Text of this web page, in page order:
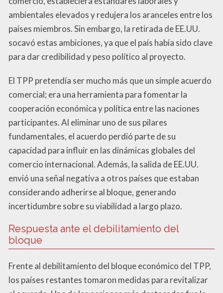
ambientales elevados y redujera los aranceles entre los
países miembros. Sin embargo, la retirada de EE.UU.
socavó estas ambiciones, ya que el país había sido clave
para dar credibilidad y peso político al proyecto.
El TPP pretendía ser mucho más que un simple acuerdo
comercial; era una herramienta para fomentar la
cooperación económica y política entre las naciones
participantes. Al eliminar uno de sus pilares
fundamentales, el acuerdo perdió parte de su
capacidad para influir en las dinámicas globales del
comercio internacional. Además, la salida de EE.UU.
envió una señal negativa a otros países que estaban
considerando adherirse al bloque, generando
incertidumbre sobre su viabilidad a largo plazo.
Respuesta ante el debilitamiento del
bloque
Frente al debilitamiento del bloque económico del TPP,
los países restantes tomaron medidas para revitalizar